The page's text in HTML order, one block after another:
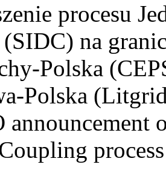
procesu
(SIDC) na
Polska
Polska
announcement